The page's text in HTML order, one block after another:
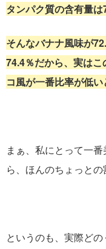
タンパク質の含有量は
そんなバナナ風味が
74.4％だから、実は
コ風が一番比率が低い
まぁ、私にとって一
ら、ほんのちょっとの
というのも、実際ど